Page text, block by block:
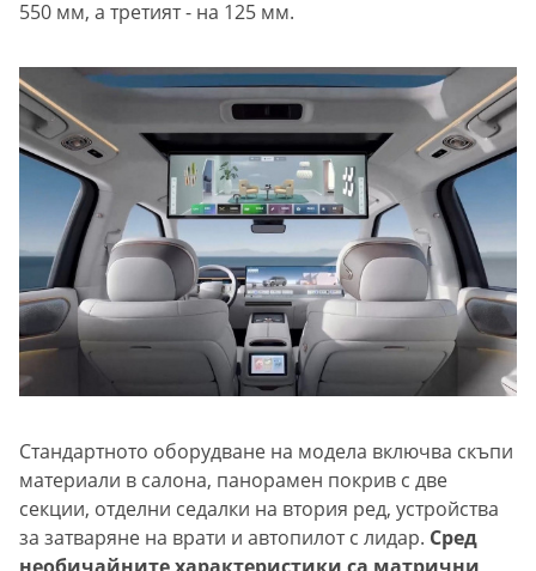
550 мм, а третият - на 125 мм.
Стандартното оборудване на модела включва скъпи
материали в салона, панорамен покрив с две
секции, отделни седалки на втория ред, устройства
за затваряне на врати и автопилот с лидар. Сред